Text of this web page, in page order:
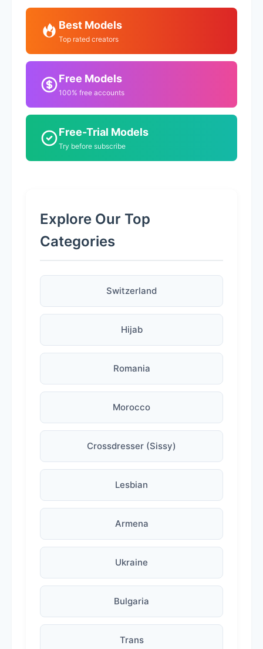
Best Models
Top rated creators
Free Models
100% free accounts
Free-Trial Models
Try before subscribe
Explore Our Top
Categories
Switzerland
Hijab
Romania
Morocco
Crossdresser (Sissy)
Lesbian
Armena
Ukraine
Bulgaria
Trans